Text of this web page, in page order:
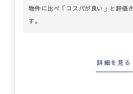
物件に比べ「コスパが良い」と評価
す。
詳細を見る